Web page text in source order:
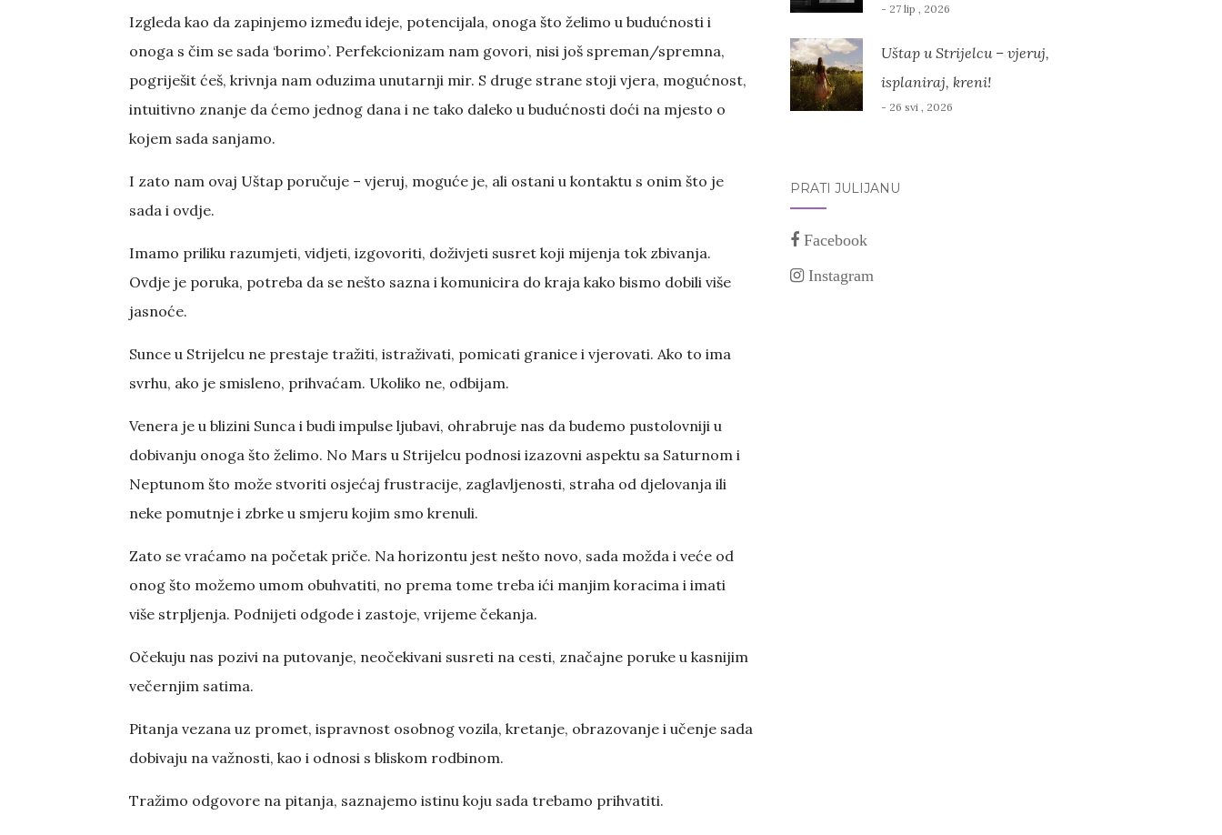
Izgleda kao da zapinjemo između ideje, potencijala, onoga što želimo u budućnosti i
onoga s čim se sada ‘borimo’. Perfekcionizam nam govori, nisi još spreman/spremna,
pogriješit ćeš, krivnja nam oduzima unutarnji mir. S druge strane stoji vjera, mogućnost,
intuitivno znanje da ćemo jednog dana i ne tako daleko u budućnosti doći na mjesto o
kojem sada sanjamo.
I zato nam ovaj Uštap poručuje – vjeruj, moguće je, ali ostani u kontaktu s onim što je
sada i ovdje.
Imamo priliku razumjeti, vidjeti, izgovoriti, doživjeti susret koji mijenja tok zbivanja.
Ovdje je poruka, potreba da se nešto sazna i komunicira do kraja kako bismo dobili više
jasnoće.
Sunce u Strijelcu ne prestaje tražiti, istraživati, pomicati granice i vjerovati. Ako to ima
svrhu, ako je smisleno, prihvaćam. Ukoliko ne, odbijam.
Venera je u blizini Sunca i budi impulse ljubavi, ohrabruje nas da budemo pustolovniji u
dobivanju onoga što želimo. No Mars u Strijelcu podnosi izazovni aspektu sa Saturnom i
Neptunom što može stvoriti osjećaj frustracije, zaglavljenosti, straha od djelovanja ili
neke pomutnje i zbrke u smjeru kojim smo krenuli.
Zato se vraćamo na početak priče. Na horizontu jest nešto novo, sada možda i veće od
onog što možemo umom obuhvatiti, no prema tome treba ići manjim koracima i imati
više strpljenja. Podnijeti odgode i zastoje, vrijeme čekanja.
Očekuju nas pozivi na putovanje, neočekivani susreti na cesti, značajne poruke u kasnijim
večernjim satima.
Pitanja vezana uz promet, ispravnost osobnog vozila, kretanje, obrazovanje i učenje sada
dobivaju na važnosti, kao i odnosi s bliskom rodbinom.
Tražimo odgovore na pitanja, saznajemo istinu koju sada trebamo prihvatiti.
- 27 lip , 2026
Uštap u Strijelcu – vjeruj,
isplaniraj, kreni!
- 26 svi , 2026
PRATI JULIJANU
Facebook
Instagram